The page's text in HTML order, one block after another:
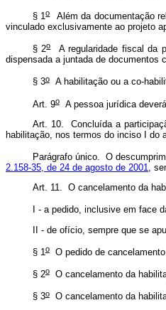
§ 1oAlém da documentação
vinculado exclusivamente ao projeto
§ 2oA regularidade fiscal da
dispensada a juntada de documentos
§ 3oA habilitação ou a co-
Art. 9oA pessoa jurídica deverá
Art. 10. Concluída a
habilitação, nos termos do inciso I do
Parágrafo único. O
2.158-35, de 24 de agosto de 2001,
Art. 11. O cancelamento da
I - a pedido, inclusive em face
II - de ofício, sempre que se
§ 1oO pedido de cancelamento
§ 2oO cancelamento da
§ 3oO cancelamento da